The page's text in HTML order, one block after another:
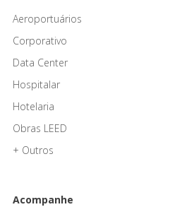
Aeroportuários
Corporativo
Data Center
Hospitalar
Hotelaria
Obras LEED
+ Outros
Acompanhe